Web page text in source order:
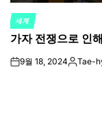
POSTED
IN
세계
가자 전쟁으로 인
on9월 18, 2024Posted
Tae-